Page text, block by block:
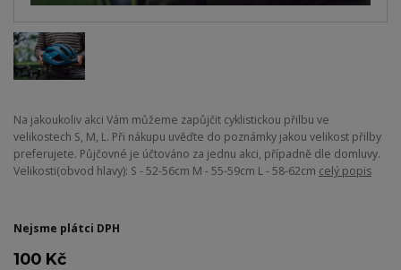
Na jakoukoliv akci Vám můžeme zapůjčit cyklistickou přilbu ve
velikostech S, M, L. Při nákupu uvěďte do poznámky jakou velikost přilby
preferujete. Půjčovné je účtováno za jednu akci, případně dle domluvy.
Velikosti(obvod hlavy): S - 52-56cm M - 55-59cm L - 58-62cm celý popis
Nejsme plátci DPH
100 Kč